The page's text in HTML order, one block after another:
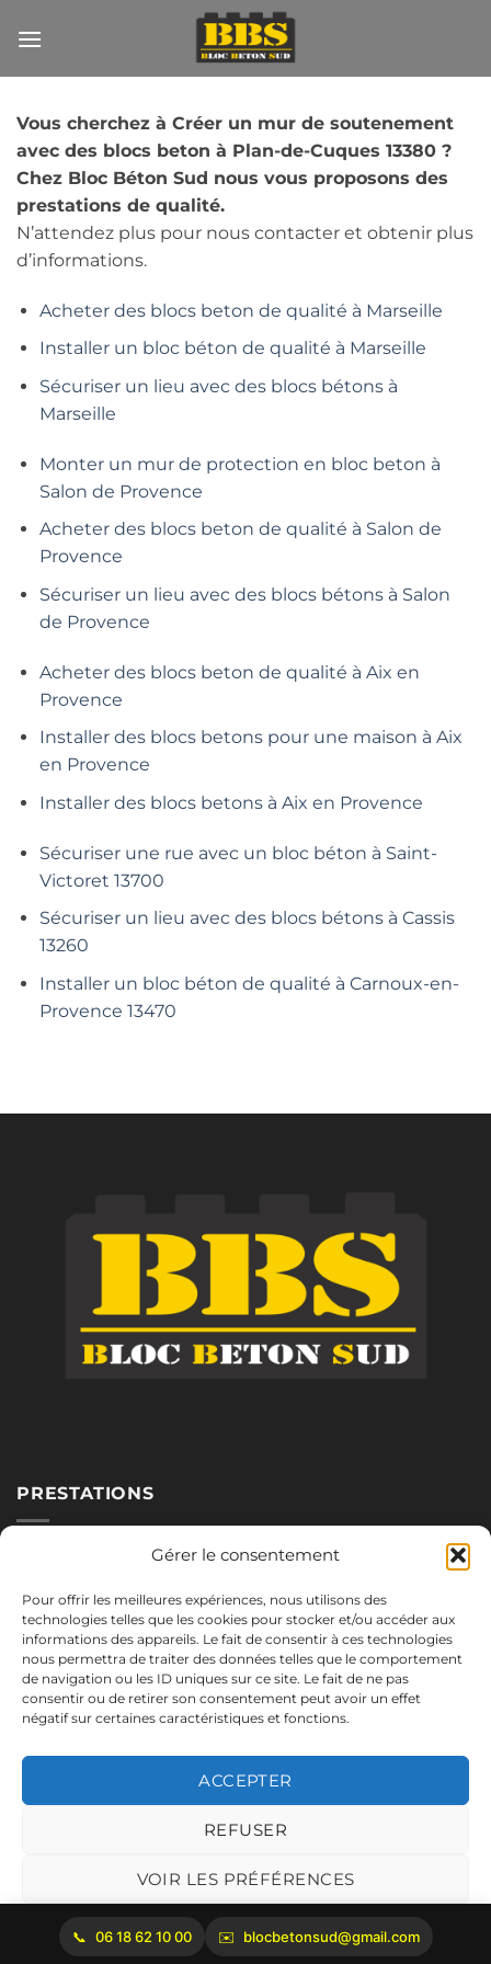
Gérer le consentement
Pour offrir les meilleures expériences, nous utilisons des
technologies telles que les cookies pour stocker et/ou accéder aux
informations des appareils. Le fait de consentir à ces technologies
nous permettra de traiter des données telles que le comportement
de navigation ou les ID uniques sur ce site. Le fait de ne pas
consentir ou de retirer son consentement peut avoir un effet
négatif sur certaines caractéristiques et fonctions.
ACCEPTER
REFUSER
VOIR LES PRÉFÉRENCES
Politique de cookies
au
Vous cherchez à Créer un mur de soutenement
avec des blocs beton à Plan-de-Cuques 13380 ?
Chez Bloc Béton Sud nous vous proposons des
prestations de qualité.
N’attendez plus pour nous contacter et obtenir plus
d’informations.
Acheter des blocs beton de qualité à Marseille
Installer un bloc béton de qualité à Marseille
Sécuriser un lieu avec des blocs bétons à
Marseille
Monter un mur de protection en bloc beton à
Salon de Provence
Acheter des blocs beton de qualité à Salon de
Provence
Sécuriser un lieu avec des blocs bétons à Salon
de Provence
Acheter des blocs beton de qualité à Aix en
Provence
Installer des blocs betons pour une maison à Aix
en Provence
Installer des blocs betons à Aix en Provence
Sécuriser une rue avec un bloc béton à Saint-
Victoret 13700
Sécuriser un lieu avec des blocs bétons à Cassis
13260
Installer un bloc béton de qualité à Carnoux-en-
Provence 13470
PRESTATIONS
Réalisations
NOUS CONTACTER
blocbetonsud@gmail.com
2645 Route de Cadenet
Copyright 2026 ©Bloc Béton Sud
06 18 62 10 00 blocbetonsud@gmail.com